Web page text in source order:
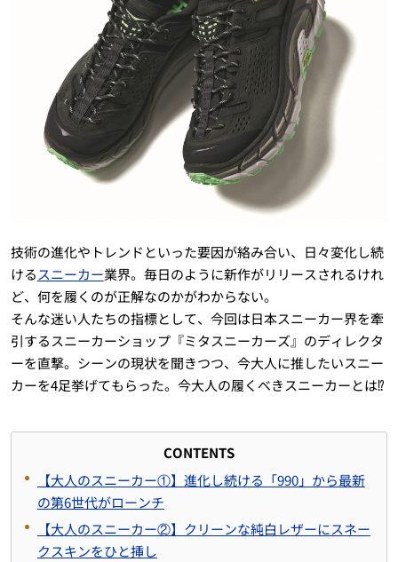
技術の進化やトレンドといった要因が絡み合い、日々変化し続
けるスニーカー業界。毎日のように新作がリリースされるけれ
ど、何を履くのが正解なのかがわからない。
そんな迷い人たちの指標として、今回は日本スニーカー界を牽
引するスニーカーショップ『ミタスニーカーズ』のディレクタ
ーを直撃。シーンの現状を聞きつつ、今大人に推したいスニー
カーを4足挙げてもらった。今大人の履くべきスニーカーとは⁉︎
CONTENTS
【大人のスニーカー①】進化し続ける「990」から最新
の第6世代がローンチ
【大人のスニーカー②】クリーンな純白レザーにスネー
クスキンをひと挿し